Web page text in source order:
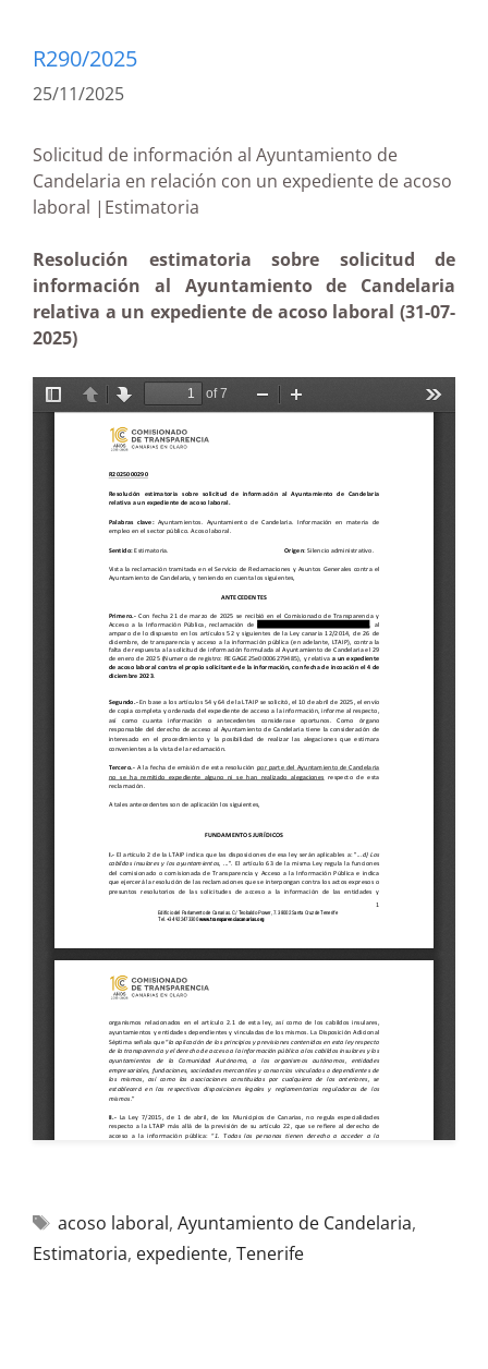
R290/2025
25/11/2025
Solicitud de información al Ayuntamiento de
Candelaria en relación con un expediente de acoso
laboral |Estimatoria
Resolución estimatoria sobre solicitud de
información al Ayuntamiento de Candelaria
relativa a un expediente de acoso laboral (31-07-
2025)
acoso laboral, Ayuntamiento de Candelaria,
Estimatoria, expediente, Tenerife